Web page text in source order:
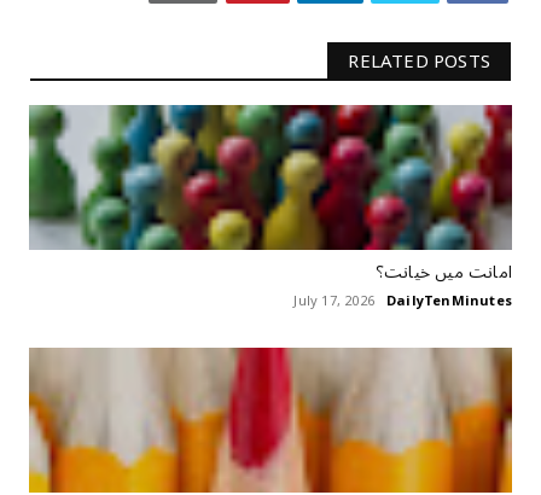
RELATED POSTS
امانت ‏میں ‏خیانت؟
DailyTenMinutes
July 17, 2026